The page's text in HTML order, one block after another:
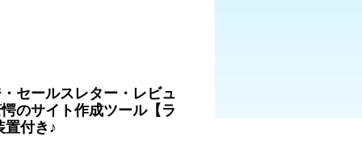
セールスレター・レビュ
のサイト作成ツール【ラ
置付き♪